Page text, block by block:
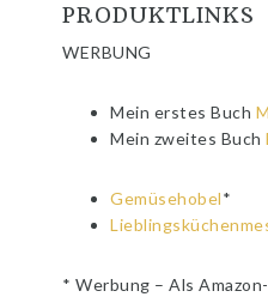
PRODUKTLINKS
WERBUNG
Mein erstes Buch
Mein zweites Buch
Gemüsehobel*
* Werbung – Als